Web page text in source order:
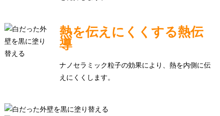
熱を伝えにくくする熱伝
導
ナノセラミック粒子の効果により、熱を内側に伝
えにくくします。